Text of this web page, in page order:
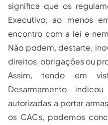
significa que os
Executivo, ao menos
encontro com a lei e
Não podem, destarte,
direitos, obrigações ou
Assim, tendo em
Desarmamento
autorizadas a portar
os CACs, podemos